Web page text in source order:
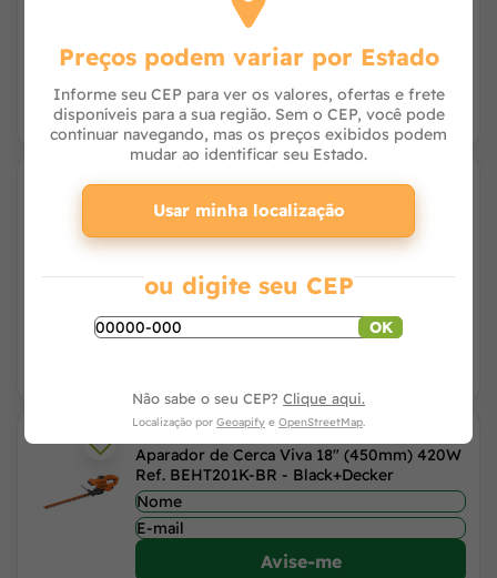
Avise-me
Eletrificador de Cerca Zebu SR 35KM 220V
Aparador de Cerca Viva 18" (450mm) 420W
Ref. BEHT201K-BR - Black+Decker
Avise-me
Preços podem variar por Estado
Informe seu CEP para ver os valores, ofertas e frete
disponíveis para a sua região. Sem o CEP, você pode
continuar navegando, mas os preços exibidos podem
mudar ao identificar seu Estado.
Usar minha localização
ou digite seu CEP
OK
Não sabe o seu CEP? Clique aqui.
Localização por Geoapify e OpenStreetMap